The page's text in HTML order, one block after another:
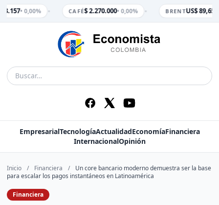
3.157• 0,00% CAFÉ$ 2.270.000• 0,00% BRENTUS$ 89,65•
EmpresarialTecnologíaActualidadEconomíaFinanciera
InternacionalOpinión
Inicio / Financiera /
Un core bancario moderno demuestra ser la base
para escalar los pagos instantáneos en Latinoamérica
Financiera